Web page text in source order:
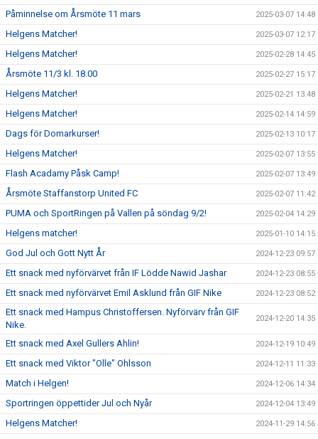
Påminnelse om Årsmöte 11 mars 2025-03-07 14:48
Helgens Matcher! 2025-03-07 12:17
Helgens Matcher! 2025-02-28 14:45
Årsmöte 11/3 kl. 18.00 2025-02-27 15:17
Helgens Matcher! 2025-02-21 13:48
Helgens Matcher! 2025-02-14 14:59
Dags för Domarkurser! 2025-02-13 10:17
Helgens Matcher! 2025-02-07 13:55
Flash Acadamy Påsk Camp! 2025-02-07 13:49
Årsmöte Staffanstorp United FC 2025-02-07 11:42
PUMA och SportRingen på Vallen på söndag 9/2! 2025-02-04 14:29
Helgens matcher! 2025-01-10 14:15
God Jul och Gott Nytt År 2024-12-23 09:57
Ett snack med nyförvärvet från IF Lödde Nawid Jashar 2024-12-23 08:55
Ett snack med nyförvärvet Emil Asklund från GIF Nike 2024-12-23 08:52
Ett snack med Hampus Christoffersen. Nyförvärv från GIF
Nike.
2024-12-20 14:35
Ett snack med Axel Gullers Ahlin! 2024-12-19 10:49
Ett snack med Viktor "Olle" Ohlsson 2024-12-11 11:33
Match i Helgen! 2024-12-06 14:34
Sportringen öppettider Jul och Nyår 2024-12-04 13:49
Helgens Matcher! 2024-11-29 14:56